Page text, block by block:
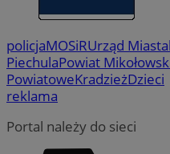
policjaMOSiRUrząd Miasta
PiechulaPowiat
PowiatoweKradzieżDzieci
reklama
Portal należy do sieci